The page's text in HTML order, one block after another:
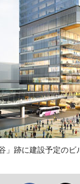
」跡に建設予定のビ